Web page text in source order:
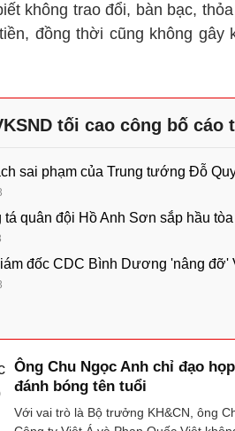
không trao đổi, bàn bạc,
đồng thời cũng không gây
tối cao công bố cáo
sai phạm của Trung tướng Đỗ
quân đội Hồ Anh Sơn sắp hầu
đốc CDC Bình Dương 'nâng
Ông Chu Ngọc Anh chỉ đạo
đánh bóng tên tuổi
Với vai trò là Bộ trưởng KH&CN, ông